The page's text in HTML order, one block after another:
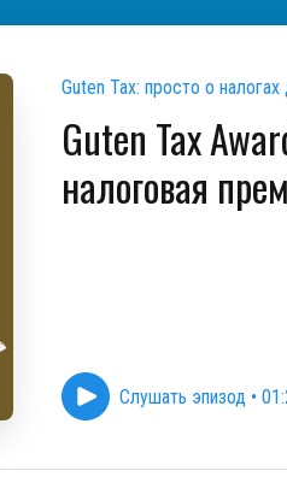
Guten Tax: просто о
Guten Tax
налоговая
Слушать эпизод •